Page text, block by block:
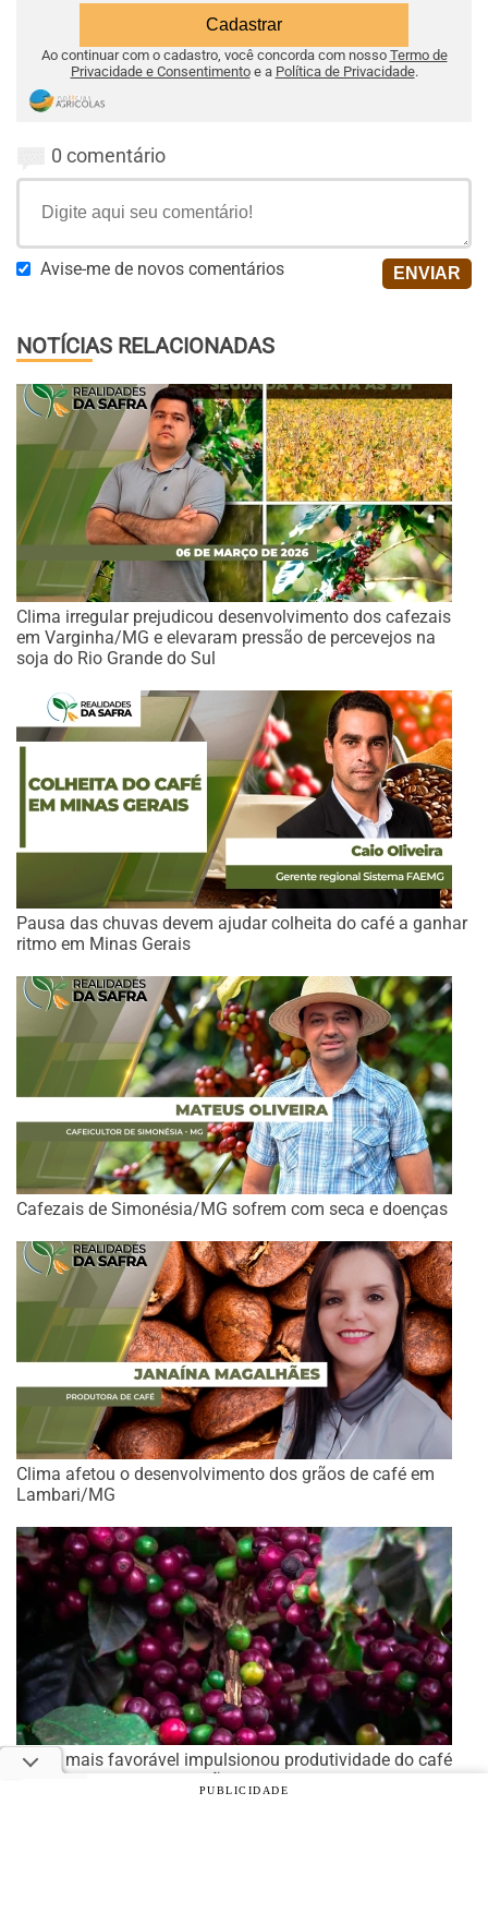
Ao continuar com o cadastro, você concorda com nosso Termo de
Privacidade e Consentimentoe a Política de Privacidade.
0 comentário
Avise-me de novos comentários
NOTÍCIAS RELACIONADAS
Clima irregular prejudicou desenvolvimento dos cafezais
em Varginha/MG e elevaram pressão de percevejos na
soja do Rio Grande do Sul
Pausa das chuvas devem ajudar colheita do café a ganhar
ritmo em Minas Gerais
Cafezais de Simonésia/MG sofrem com seca e doenças
Clima afetou o desenvolvimento dos grãos de café em
Lambari/MG
Clima mais favorável impulsionou produtividade do café
no Brasil, mas safra/26 não será recorde
PUBLICIDADE